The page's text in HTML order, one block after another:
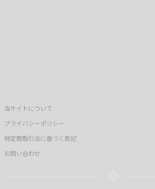
当サイトについて
プライバシーポリシー
特定商取引法に基づく表記
お問い合わせ